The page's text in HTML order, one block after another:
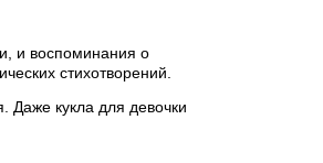
и воспоминания о
стихотворений.
Даже кукла для девочки